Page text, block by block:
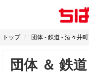
トップ 団体 - 鉄道 - 酒々井町
団体＆ 鉄道